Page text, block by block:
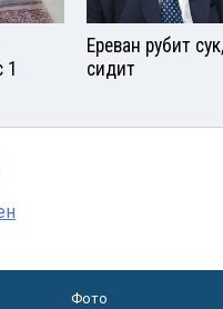
1
Ереван рубит
сидит
Фото